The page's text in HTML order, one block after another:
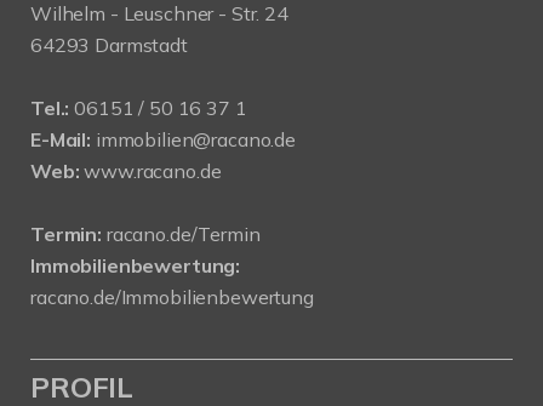
Wilhelm - Leuschner - Str. 24
64293 Darmstadt
Tel.: 06151 / 50 16 37 1
E-Mail: immobilien@racano.de
Web: www.racano.de
Termin: racano.de/Termin
Immobilienbewertung:
racano.de/Immobilienbewertung
PROFIL